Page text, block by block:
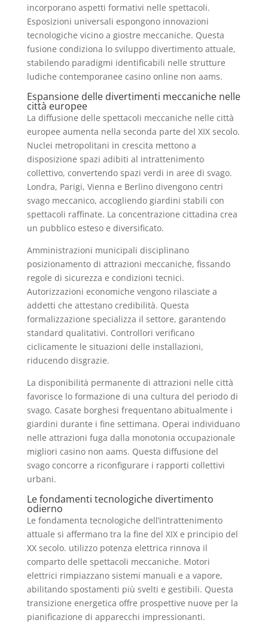
incorporano aspetti formativi nelle spettacoli.
Esposizioni universali espongono innovazioni
tecnologiche vicino a giostre meccaniche. Questa
fusione condiziona lo sviluppo divertimento attuale,
stabilendo paradigmi identificabili nelle strutture
ludiche contemporanee casino online non aams.
Espansione delle divertimenti meccaniche nelle
città europee
La diffusione delle spettacoli meccaniche nelle città
europee aumenta nella seconda parte del XIX secolo.
Nuclei metropolitani in crescita mettono a
disposizione spazi adibiti al intrattenimento
collettivo, convertendo spazi verdi in aree di svago.
Londra, Parigi, Vienna e Berlino divengono centri
svago meccanico, accogliendo giardini stabili con
spettacoli raffinate. La concentrazione cittadina crea
un pubblico esteso e diversificato.
Amministrazioni municipali disciplinano
posizionamento di attrazioni meccaniche, fissando
regole di sicurezza e condizioni tecnici.
Autorizzazioni economiche vengono rilasciate a
addetti che attestano credibilità. Questa
formalizzazione specializza il settore, garantendo
standard qualitativi. Controllori verificano
ciclicamente le situazioni delle installazioni,
riducendo disgrazie.
La disponibilità permanente di attrazioni nelle città
favorisce lo formazione di una cultura del periodo di
svago. Casate borghesi frequentano abitualmente i
giardini durante i fine settimana. Operai individuano
nelle attrazioni fuga dalla monotonia occupazionale
migliori casino non aams. Questa diffusione del
svago concorre a riconfigurare i rapporti collettivi
urbani.
Le fondamenti tecnologiche divertimento
odierno
Le fondamenta tecnologiche dell’intrattenimento
attuale si affermano tra la fine del XIX e principio del
XX secolo. utilizzo potenza elettrica rinnova il
comparto delle spettacoli meccaniche. Motori
elettrici rimpiazzano sistemi manuali e a vapore,
abilitando spostamenti più svelti e gestibili. Questa
transizione energetica offre prospettive nuove per la
pianificazione di apparecchi impressionanti.